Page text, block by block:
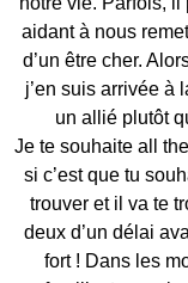
aidant à nous
d’un être cher.
j’en suis arrivée à
un allié plutôt
Je te souhaite all
si c’est que tu
trouver et il va te
deux d’un délai
fort ! Dans les